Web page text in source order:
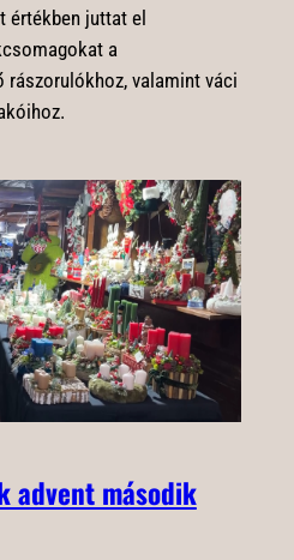
értékben juttat el
a
rászorulókhoz, valamint váci
advent második